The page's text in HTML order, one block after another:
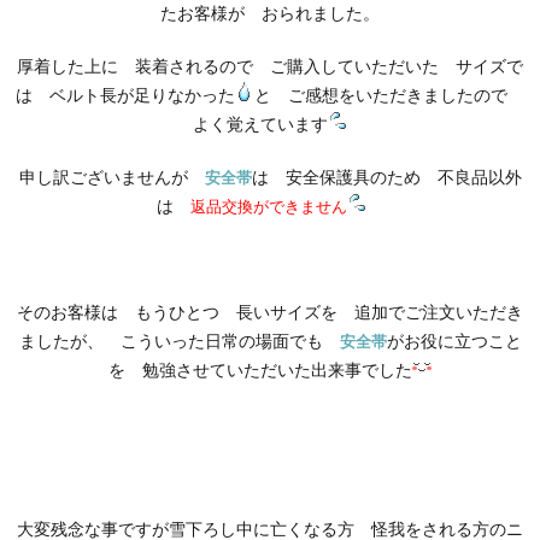
たお客様が おられました。
厚着した上に 装着されるので ご購入していただいた サイズで
は ベルト長が足りなかった
と ご感想をいただきましたので
よく覚えています
申し訳ございませんが 安全帯は 安全保護具のため 不良品以外
は 返品交換ができません
そのお客様は もうひとつ 長いサイズを 追加でご注文いただき
ましたが、 こういった日常の場面でも 安全帯がお役に立つこと
を 勉強させていただいた出来事でした
大変残念な事ですが雪下ろし中に亡くなる方 怪我をされる方のニ